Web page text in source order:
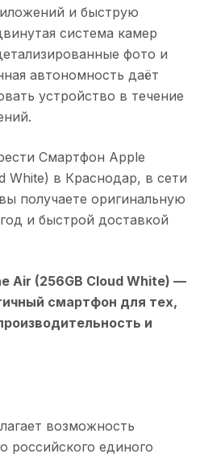
и быструю
система камер
фото и
автономность даёт
устройство в течение
Смартфон Apple
White) в Краснодар, в сети
получаете оригинальную
и быстрой доставкой
Air (256GB Cloud White) —
смартфон для тех,
и
возможность
российского единого